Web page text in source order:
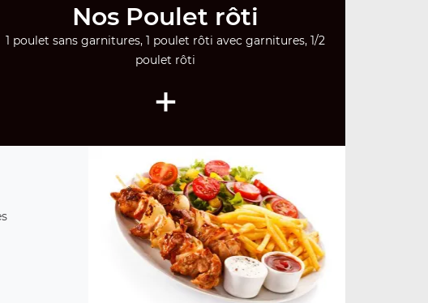
Nos Poulet rôti
1 poulet sans garnitures, 1 poulet rôti avec garnitures, 1/2
poulet rôti
+